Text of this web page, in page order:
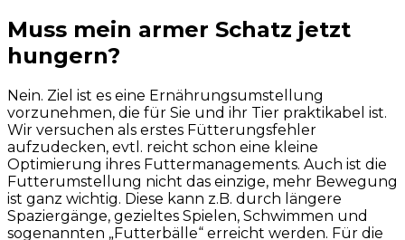
Muss mein armer Schatz jetzt
hungern?
Nein. Ziel ist es eine Ernährungsumstellung
vorzunehmen, die für Sie und ihr Tier praktikabel ist.
Wir versuchen als erstes Fütterungsfehler
aufzudecken, evtl. reicht schon eine kleine
Optimierung ihres Futtermanagements. Auch ist die
Futterumstellung nicht das einzige, mehr Bewegung
ist ganz wichtig. Diese kann z.B. durch längere
Spaziergänge, gezieltes Spielen, Schwimmen und
sogenannten „Futterbälle“ erreicht werden. Für die